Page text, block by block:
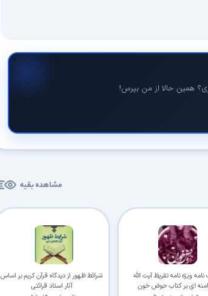
همین حالا از من بپرس!
مشاهده بقیه
نامه ویژه نامه تقریظ آیت الله
ای بر کتاب حوض خون
شرائط ظهور از دیدگاه قرآن کریم بر اساس
آثار استاد قرائتی